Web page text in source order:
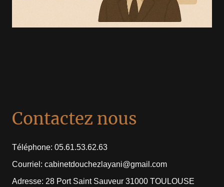
Contactez nous
Téléphone: 05.61.53.62.63
Courriel: cabinetdouchezlayani@gmail.com
Adresse: 28 Port Saint Sauveur 31000 TOULOUSE